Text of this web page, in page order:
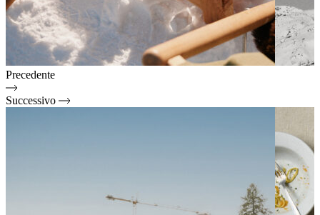
Precedente
Successivo